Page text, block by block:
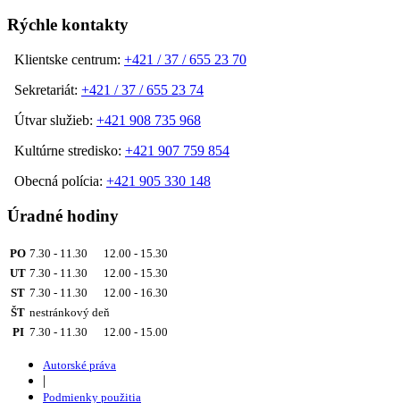
Rýchle kontakty
Klientske centrum: +421 / 37 / 655 23 70
Sekretariát: +421 / 37 / 655 23 74
Útvar služieb: +421 908 735 968
Kultúrne stredisko: +421 907 759 854
Obecná polícia: +421 905 330 148
Úradné hodiny
PO 7.30 - 11.30 12.00 - 15.30
UT 7.30 - 11.30 12.00 - 15.30
ST 7.30 - 11.30 12.00 - 16.30
ŠT nestránkový deň
PI 7.30 - 11.30 12.00 - 15.00
Autorské práva
|
Podmienky použitia